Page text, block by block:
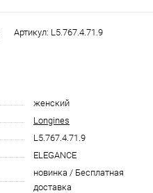
Артикул: L5.767.4.71.9
женский
Longines
L5.767.4.71.9
ELEGANCE
новинка / Бесплатная
доставка